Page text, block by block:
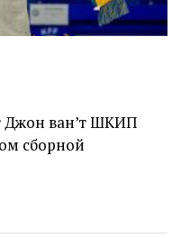
Джон ван’т ШКИП
сборной